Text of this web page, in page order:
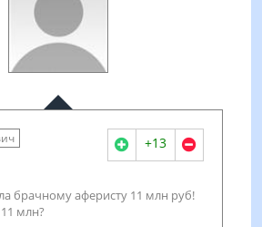
+13
брачному аферисту 11 млн руб!
млн?